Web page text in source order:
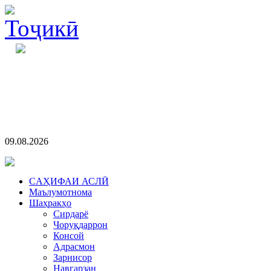
09.08.2026
CАҲИФАИ АСЛӢ
Маълумотнома
Шаҳракҳо
Сирдарё
Чоруқдаррон
Консой
Адрасмон
Зарнисор
Навгарзан